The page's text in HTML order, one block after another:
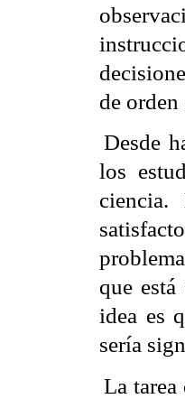
de
Desde
los
que
idea es
sería
La tarea